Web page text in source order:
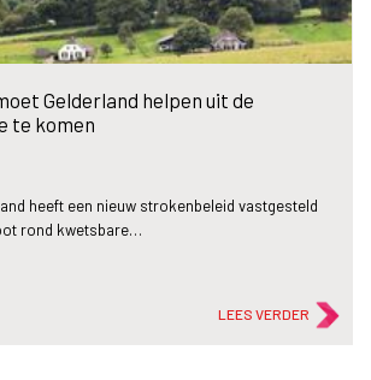
Gelderland helpen uit de
te komen
heeft een nieuw strokenbeleid vastgesteld
rond kwetsbare…
LEES VERDER